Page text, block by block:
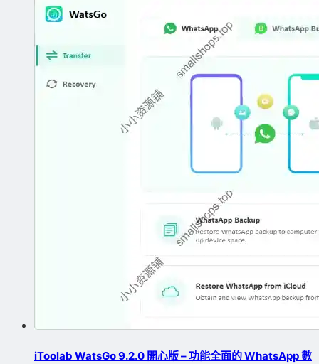
iToolab WatsGo 9.2.0 開心版 – 功能全面的 WhatsApp 數